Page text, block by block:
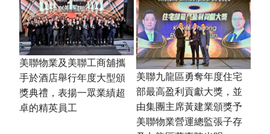
美聯物業及美聯工商舖攜
手於酒店舉行年度大型頒
獎典禮，表揚一眾業績超
卓的精英員工
美聯九龍區勇奪年度住宅
部最高盈利貢獻大獎，並
由集團主席黃建業頒獎予
美聯物業營運總監張子存